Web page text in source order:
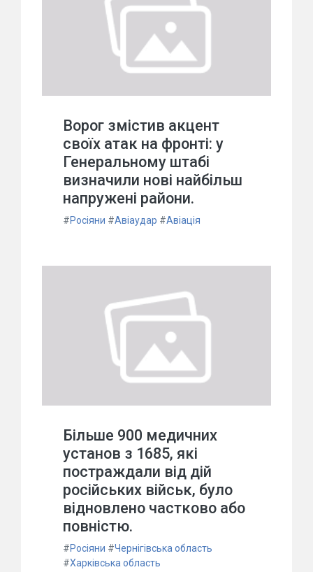
Ворог змістив акцент
своїх атак на фронті: у
Генеральному штабі
визначили нові найбільш
напружені райони.
#Росіяни #Авіаудар #Авіація
Більше 900 медичних
установ з 1685, які
постраждали від дій
російських військ, було
відновлено частково або
повністю.
#Росіяни #Чернігівська область
#Харківська область